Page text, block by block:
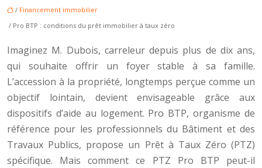
/ Financement immobilier
/ Pro BTP : conditions du prêt immobilier à taux zéro
Imaginez M. Dubois, carreleur depuis plus de dix ans,
qui souhaite offrir un foyer stable à sa famille.
L’accession à la propriété, longtemps perçue comme un
objectif lointain, devient envisageable grâce aux
dispositifs d’aide au logement. Pro BTP, organisme de
référence pour les professionnels du Bâtiment et des
Travaux Publics, propose un Prêt à Taux Zéro (PTZ)
spécifique. Mais comment ce PTZ Pro BTP peut-il